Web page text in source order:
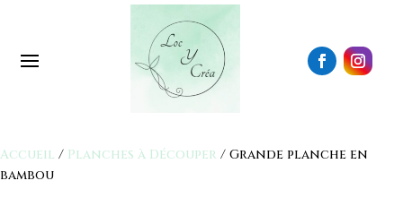
Accueil / Planches à Découper / Grande planche en
bambou